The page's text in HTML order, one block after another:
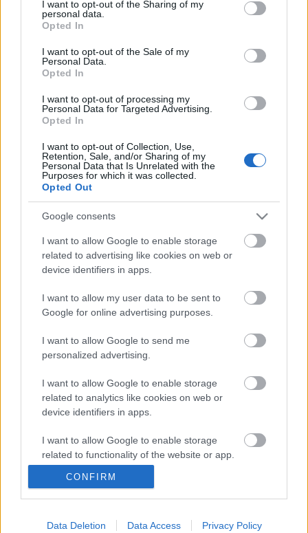
not limited to your visit or usage behaviour. You may click to
grant or deny consent to Google and its third-party tags to
use your data for below specified purposes in below Google
consent section.
I want to opt-out of the Sharing of my
personal data.
Opted In
I want to opt-out of the Sale of my
Personal Data.
Opted In
I want to opt-out of processing my
Personal Data for Targeted Advertising.
Opted In
I want to opt-out of Collection, Use,
Retention, Sale, and/or Sharing of my
Personal Data that Is Unrelated with the
Purposes for which it was collected.
Opted Out
Google consents
I want to allow Google to enable storage
related to advertising like cookies on web or
device identifiers in apps.
I want to allow my user data to be sent to
Google for online advertising purposes.
I want to allow Google to send me
personalized advertising.
I want to allow Google to enable storage
related to analytics like cookies on web or
device identifiers in apps.
I want to allow Google to enable storage
related to functionality of the website or app.
I want to allow Google to enable storage
related to personalization.
I want to allow Google to enable storage
CONFIRM
Data Deletion Data Access Privacy Policy
Odd Thomas - A halottlátó / Odd
Thomas (2013)
2013. július 11.
Stephen Sommers író - rendező az utóbbi években
olyan filmekkel vétette észre magát , mint a G. I. Joe
első felvonása, vagy a szerintem szórakoztató, ám
ezúttal egy elég érdekes műfaj-koktélt próbált a
vászonra varázsolni,…
Senki többet / La migliore offerta
• 2013. július 10.
látnék, ahol bizonyos szavak felhasználásával kell
történetet írni. Ugyanis Giuseppe Tornatore
legújabb filmje ilyen szempontból elképesztő
hasonlóságokat mutat Danny Boyle legfrissebb
művével, és mégis semmi közös nincs a két…
Keleti nyugalom - Marigold Hotel /
The Best Exotic Marigold Hotel (2011)
FilmBaráth•2013. július 09.
Le kellene lépni innen, és új életet kezdeni valahol
nagyon máshol. Naponta hányszor sóhajtjuk el
maradunk a mindennapi középszernél. Addig nem